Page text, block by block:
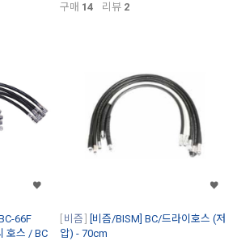
구매 14 리뷰 2
66F
호스 / BC
비즘
[비즘/BISM] BC/드라이호스 (저
압) - 70cm